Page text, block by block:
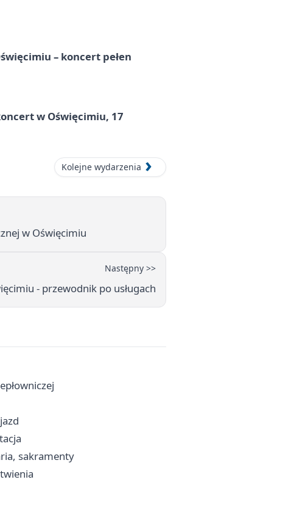
– koncert pełen
w Oświęcimiu, 17
Kolejne wydarzenia
w Oświęcimiu
Następny >>
- przewodnik po usługach
sakramenty